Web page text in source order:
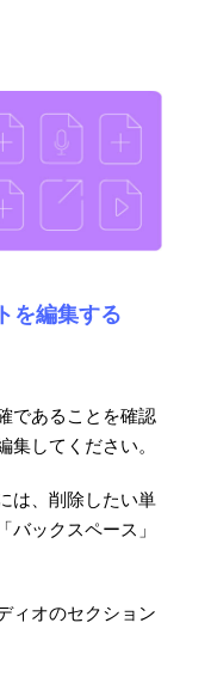
を編集する
であることを確認
してください。
は、削除したい単
ックスペース」
ィオのセクション